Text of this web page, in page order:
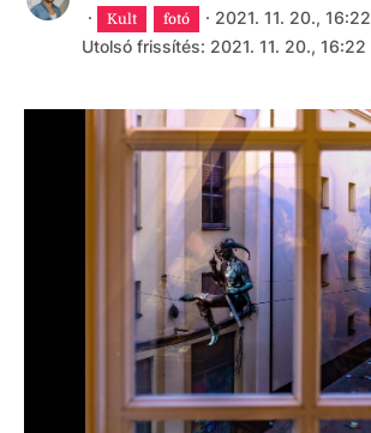
·
Kult fotó · 2021. 11. 20., 16:22
Utolsó frissítés: 2021. 11. 20., 16:22